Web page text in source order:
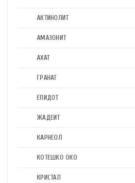
АКТИНОЛИТ
АМАЗОНИТ
АХАТ
ГРАНАТ
ЕПИДОТ
ЖАДЕИТ
КАРНЕОЛ
КОТЕШКО ОКО
КРИСТАЛ